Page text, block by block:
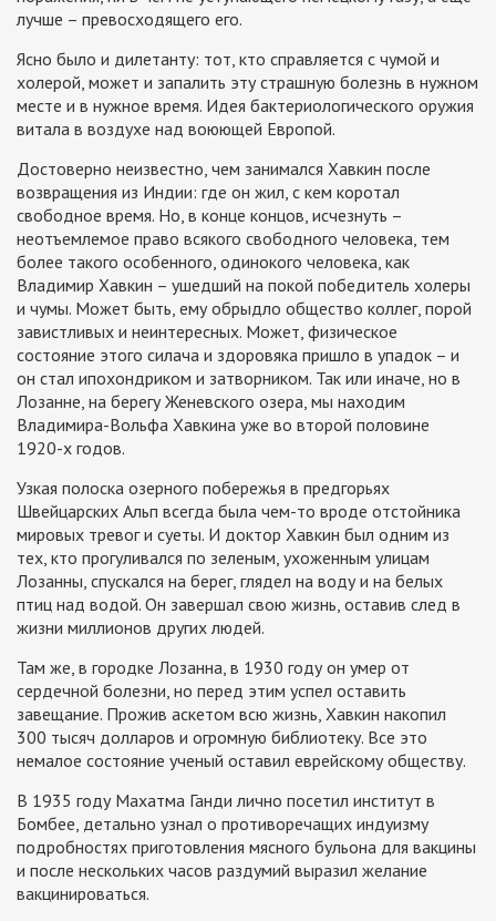
лучше – превосходящего его.
Ясно было и дилетанту: тот, кто справляется с чумой и
холерой, может и запалить эту страшную болезнь в нужном
месте и в нужное время. Идея бактериологического оружия
витала в воздухе над воюющей Европой.
Достоверно неизвестно, чем занимался Хавкин после
возвращения из Индии: где он жил, с кем коротал
свободное время. Но, в конце концов, исчезнуть –
неотъемлемое право всякого свободного человека, тем
более такого особенного, одинокого человека, как
Владимир Хавкин – ушедший на покой победитель холеры
и чумы. Может быть, ему обрыдло общество коллег, порой
завистливых и неинтересных. Может, физическое
состояние этого силача и здоровяка пришло в упадок – и
он стал ипохондриком и затворником. Так или иначе, но в
Лозанне, на берегу Женевского озера, мы находим
Владимира-Вольфа Хавкина уже во второй половине
1920-х годов.
Узкая полоска озерного побережья в предгорьях
Швейцарских Альп всегда была чем-то вроде отстойника
мировых тревог и суеты. И доктор Хавкин был одним из
тех, кто прогуливался по зеленым, ухоженным улицам
Лозанны, спускался на берег, глядел на воду и на белых
птиц над водой. Он завершал свою жизнь, оставив след в
жизни миллионов других людей.
Там же, в городке Лозанна, в 1930 году он умер от
сердечной болезни, но перед этим успел оставить
завещание. Прожив аскетом всю жизнь, Хавкин накопил
300 тысяч долларов и огромную библиотеку. Все это
немалое состояние ученый оставил еврейскому обществу.
В 1935 году Махатма Ганди лично посетил институт в
Бомбее, детально узнал о противоречащих индуизму
подробностях приготовления мясного бульона для вакцины
и после нескольких часов раздумий выразил желание
вакцинироваться.